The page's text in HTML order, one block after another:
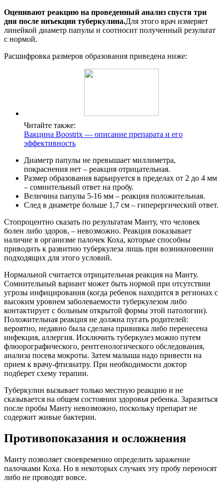
Оценивают реакцию на проведенный анализ спустя три
дня после инъекции туберкулина.Для этого врач измеряет
линейкой диаметр папулы и соотносит полученный результат
с нормой.
Расшифровка размеров образования приведена ниже:
Читайте также:
Вакцина Boostrix — описание препарата и его
эффективность
Диаметр папулы не превышает миллиметра,
покраснения нет – реакция отрицательная.
Размер образования варьируется в пределах от 2 до 4 мм
– сомнительный ответ на пробу.
Величина папулы 5-16 мм – реакция положительная.
След в диаметре больше 1,7 см – гиперергический ответ.
Стопроцентно сказать по результатам Манту, что человек
болен либо здоров, – невозможно. Реакция показывает
наличие в организме палочек Коха, которые способны
приводить к развитию туберкулеза лишь при возникновении
подходящих для этого условий.
Нормальной считается отрицательная реакция на Манту.
Сомнительный вариант может быть нормой при отсутствии
угрозы инфицирования (когда ребенок находится в регионах с
высоким уровнем заболеваемости туберкулезом либо
контактирует с больным открытой формы этой патологии).
Положительная реакция не должна пугать родителей:
вероятно, недавно была сделана прививка либо перенесена
инфекция, аллергия. Исключить туберкулез можно путем
флюорографического, рентгенологического обследования,
анализа посева мокроты. Затем малыша надо привести на
прием к врачу-фтизиатру. При необходимости доктор
подберет схему терапии.
Туберкулин вызывает только местную реакцию и не
сказывается на общем состоянии здоровья ребенка. Заразиться
после пробы Манту невозможно, поскольку препарат не
содержит живые бактерии.
Противопоказания и осложнения
Манту позволяет своевременно определить заражение
палочками Коха. Но в некоторых случаях эту пробу переносят
либо не проводят вовсе.